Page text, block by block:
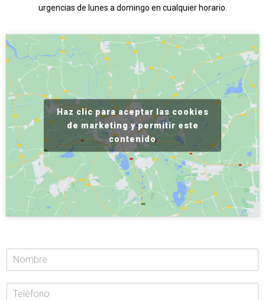
urgencias de lunes a domingo en cualquier horario.
Haz clic para aceptar las cookies
de marketing y permitir este
contenido